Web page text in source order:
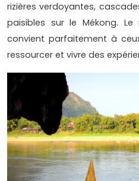
rizières verdoyantes,
paisibles sur le Mékong.
convient parfaitement à
ressourcer et vivre des